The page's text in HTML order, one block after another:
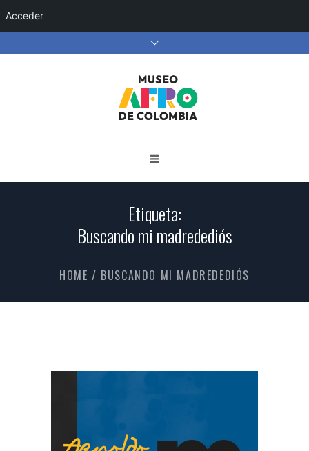
Acceder
Etiqueta:
Buscando mi madredediós
HOME / BUSCANDO MI MADREDEDIÓS